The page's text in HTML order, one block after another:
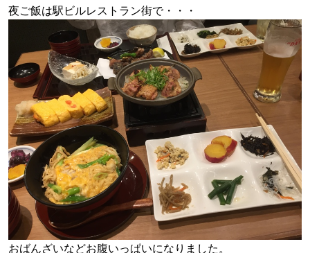
夜ご飯は駅ビルレストラン街で・・・
おばんざいなどお腹いっぱいになりました。